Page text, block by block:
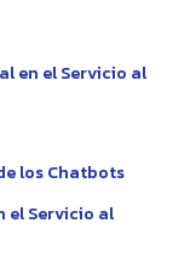
en el Servicio al
los Chatbots
el Servicio al